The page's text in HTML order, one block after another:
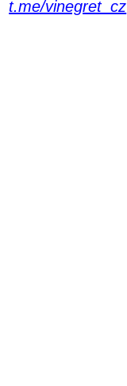
t.me/vinegret_cz